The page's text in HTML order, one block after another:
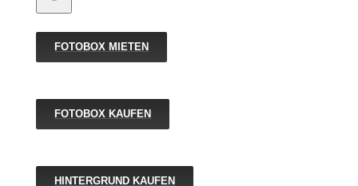
FOTOBOX MIETEN
FOTOBOX KAUFEN
HINTERGRUND KAUFEN